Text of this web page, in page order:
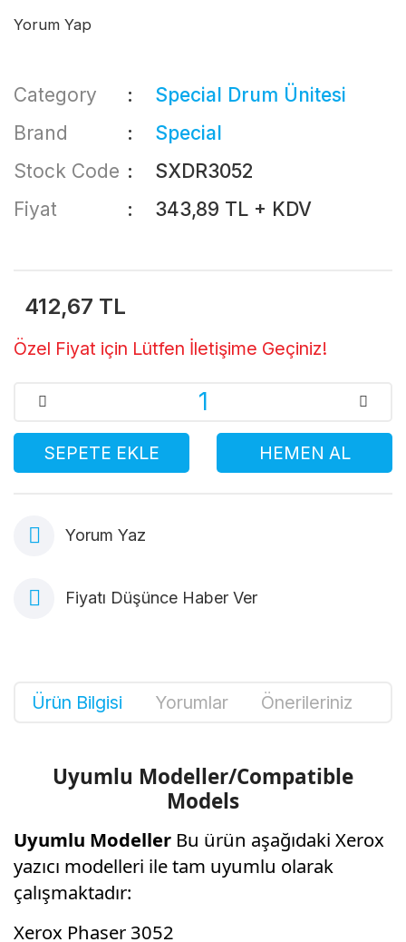
Yorum Yap
Category
Special Drum Ünitesi
Brand
Special
Stock Code
SXDR3052
Fiyat
343,89 TL + KDV
412,67 TL
Özel Fiyat için Lütfen İletişime Geçiniz!
SEPETE EKLE HEMEN AL
Yorum Yaz
Fiyatı Düşünce Haber Ver
Ürün Bilgisi Yorumlar Önerileriniz
Uyumlu Modeller/Compatible
Models
Uyumlu Modeller Bu ürün aşağıdaki Xerox
yazıcı modelleri ile tam uyumlu olarak
çalışmaktadır:
Xerox Phaser 3052